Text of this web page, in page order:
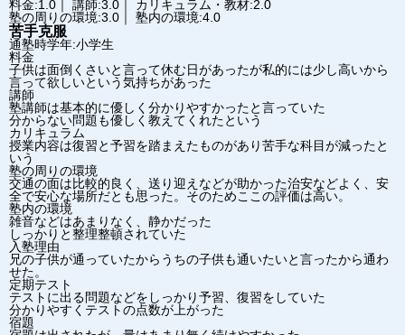
料金:1.0｜ 講師:3.0｜ カリキュラム・教材:2.0
塾の周りの環境:3.0｜ 塾内の環境:4.0
苦手克服
通塾時学年:小学生
料金
子供は面倒くさいと言って休む日があったが私的には少し高いから
言って欲しいという気持ちがあった
講師
塾講師は基本的に優しく分かりやすかったと言っていた
分からない問題も優しく教えてくれたという
カリキュラム
授業内容は復習と予習を踏まえたものがあり苦手な科目が減ったと
いう
塾の周りの環境
交通の面は比較的良く、送り迎えなどが助かった治安などよく、安
全で安心な場所だとも思った。そのためここの評価は高い。
塾内の環境
雑音などはあまりなく、静かだった
しっかりと整理整頓されていた
入塾理由
兄の子供が通っていたからうちの子供も通いたいと言ったから通わ
せた。
定期テスト
テストに出る問題などをしっかり予習、復習をしていた
分かりやすくテストの点数が上がった
宿題